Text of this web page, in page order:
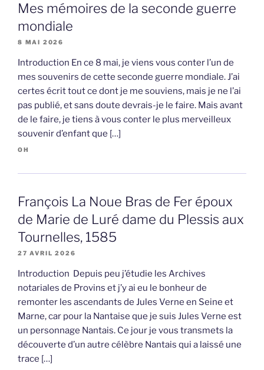
Mes mémoires de la seconde guerre
mondiale
8 MAI 2026
Introduction En ce 8 mai, je viens vous conter l’un de
mes souvenirs de cette seconde guerre mondiale. J’ai
certes écrit tout ce dont je me souviens, mais je ne l’ai
pas publié, et sans doute devrais-je le faire. Mais avant
de le faire, je tiens à vous conter le plus merveilleux
souvenir d’enfant que […]
OH
François La Noue Bras de Fer époux
de Marie de Luré dame du Plessis aux
Tournelles, 1585
27 AVRIL 2026
Introduction Depuis peu j’étudie les Archives
notariales de Provins et j’y ai eu le bonheur de
remonter les ascendants de Jules Verne en Seine et
Marne, car pour la Nantaise que je suis Jules Verne est
un personnage Nantais. Ce jour je vous transmets la
découverte d’un autre célèbre Nantais qui a laissé une
trace […]